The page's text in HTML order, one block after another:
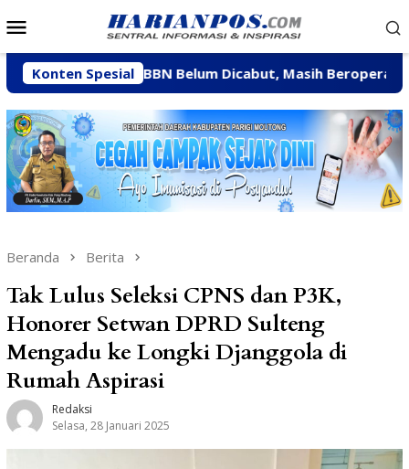
ke
Mobile
Konten Spesial
CV BBN Belum Dicabut, Masih Beroperasi Bakal
Beranda Berita
Tak Lulus Seleksi CPNS dan P3K,
Honorer Setwan DPRD Sulteng
Mengadu ke Longki Djanggola di
Rumah Aspirasi
Redaksi
Selasa, 28 Januari 2025